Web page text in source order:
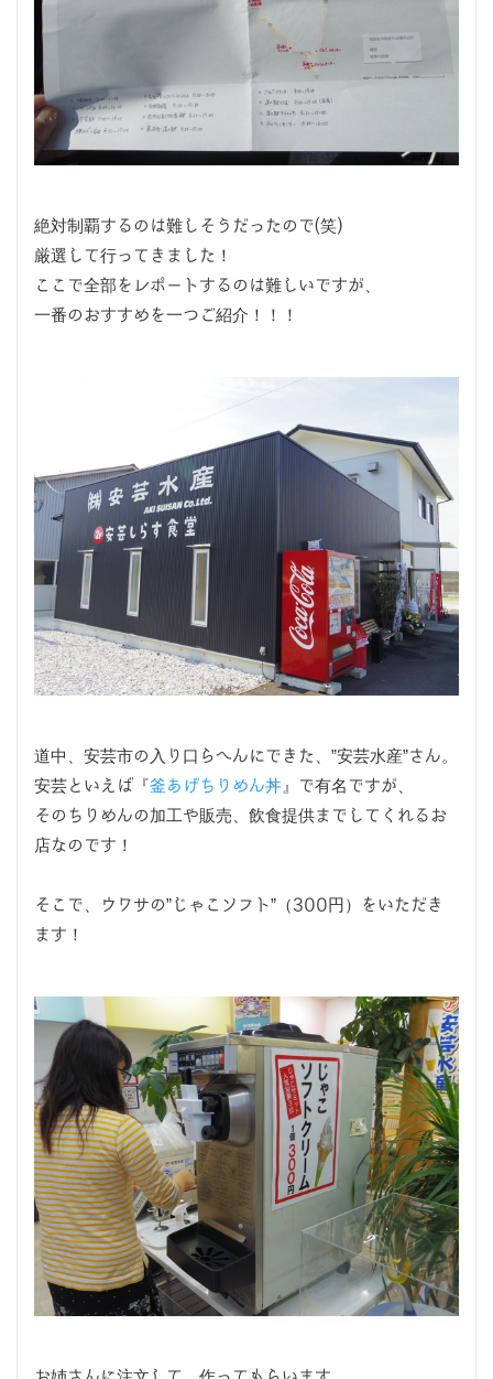
絶対制覇するのは難しそうだったので(笑)
厳選して行ってきました！
ここで全部をレポートするのは難しいですが、
一番のおすすめを一つご紹介！！！
道中、安芸市の入り口らへんにできた、”安芸水産”さん。
安芸といえば『釜あげちりめん丼』で有名ですが、
そのちりめんの加工や販売、飲食提供までしてくれるお
店なのです！
そこで、ウワサの”じゃこソフト”（300円）をいただき
ます！